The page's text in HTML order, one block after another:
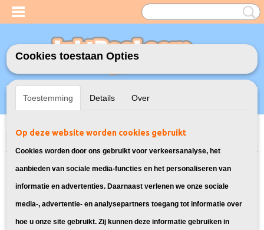
Inloggen Registreren
UW WINKELWAGEN
Home>Toners>TK-590 Toners voor Kyocera> Toners voor Kyocera FS
Bekijk hier alle toners geschikt voor
de Kyocera FS C2526
Cookies toestaan Opties
Toestemming Details Over
Op deze website worden cookies gebruikt
Cookies worden door ons gebruikt voor verkeersanalyse, het
aanbieden van sociale media-functies en het personaliseren van
informatie en advertenties. Daarnaast verlenen we onze sociale
media-, advertentie- en analysepartners toegang tot informatie over
hoe u onze site gebruikt. Zij kunnen deze informatie gebruiken in